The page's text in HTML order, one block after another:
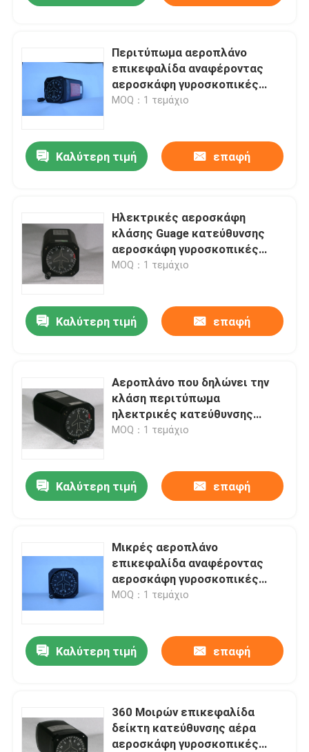
Σχετικά με εμάς
Περιτύπωμα αεροπλάνο
επικεφαλίδα αναφέροντας
αεροσκάφη γυροσκοπικές
μέσων GD031
MOQ：1 τεμάχιο
Καλύτερη τιμή επαφή
Ηλεκτρικές αεροσκάφη
κλάσης Guage κατεύθυνσης
αεροσκάφη γυροσκοπικές
μέσων GD023
MOQ：1 τεμάχιο
Καλύτερη τιμή επαφή
Αεροπλάνο που δηλώνει την
κλάση περιτύπωμα
ηλεκτρικές κατεύθυνσης
αεροσκάφη γυροσκοπικές
MOQ：1 τεμάχιο
Καλύτερη τιμή επαφή
Μικρές αεροπλάνο
επικεφαλίδα αναφέροντας
αεροσκάφη γυροσκοπικές
μέσων / περιτύπωμα GD031
MOQ：1 τεμάχιο
Καλύτερη τιμή επαφή
360 Μοιρών επικεφαλίδα
δείκτη κατεύθυνσης αέρα
αεροσκάφη γυροσκοπικές